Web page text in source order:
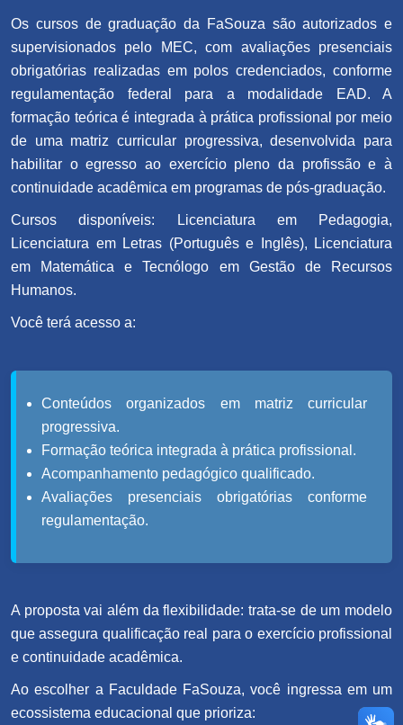
Os cursos de graduação da FaSouza são autorizados e
supervisionados pelo MEC, com avaliações presenciais
obrigatórias realizadas em polos credenciados, conforme
regulamentação federal para a modalidade EAD. A
formação teórica é integrada à prática profissional por meio
de uma matriz curricular progressiva, desenvolvida para
habilitar o egresso ao exercício pleno da profissão e à
continuidade acadêmica em programas de pós-graduação.
Cursos disponíveis: Licenciatura em Pedagogia,
Licenciatura em Letras (Português e Inglês), Licenciatura
em Matemática e Tecnólogo em Gestão de Recursos
Humanos.
Você terá acesso a:
Conteúdos organizados em matriz curricular
progressiva.
Formação teórica integrada à prática profissional.
Acompanhamento pedagógico qualificado.
Avaliações presenciais obrigatórias conforme
regulamentação.
A proposta vai além da flexibilidade: trata-se de um modelo
que assegura qualificação real para o exercício profissional
e continuidade acadêmica.
Ao escolher a Faculdade FaSouza, você ingressa em um
ecossistema educacional que prioriza: